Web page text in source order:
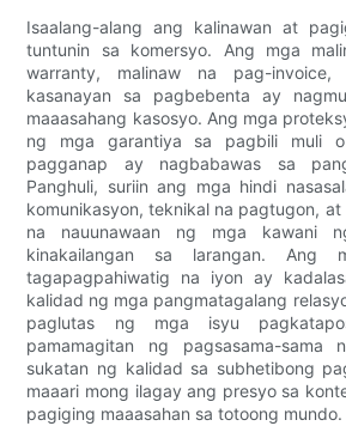
Isaalang-alang ang kalinawan at
tuntunin sa komersyo. Ang mga
warranty, malinaw na pag-
kasanayan sa pagbebenta ay
maaasahang kasosyo. Ang mga
ng mga garantiya sa pagbili muli
pagganap ay nagbabawas sa
Panghuli, suriin ang mga hindi
komunikasyon, teknikal na pagtugon,
na nauunawaan ng mga kawani
kinakailangan sa larangan. Ang
tagapagpahiwatig na iyon ay
kalidad ng mga pangmatagalang
paglutas ng mga isyu
pamamagitan ng pagsasama-sama
sukatan ng kalidad sa subhetibong
maaari mong ilagay ang presyo sa
pagiging maaasahan sa totoong mundo.